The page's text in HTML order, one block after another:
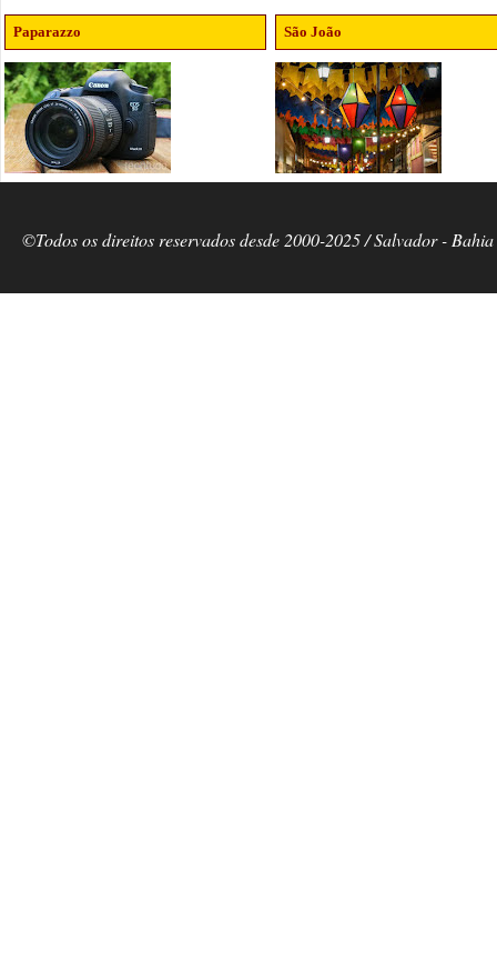
Paparazzo São João
©Todos os direitos reservados desde 2000-2025 / Salvador -